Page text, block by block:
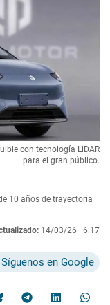
con tecnología LiDAR
para el gran público.
10 años de trayectoria
14/03/26 | 6:17
Síguenos en Google